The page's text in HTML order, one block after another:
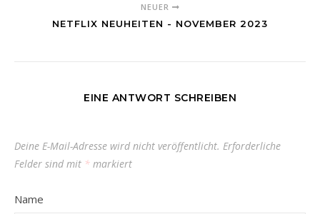
NEUER
NETFLIX NEUHEITEN - NOVEMBER 2023
EINE ANTWORT SCHREIBEN
Deine E-Mail-Adresse wird nicht veröffentlicht. Erforderliche
Felder sind mit * markiert
Name